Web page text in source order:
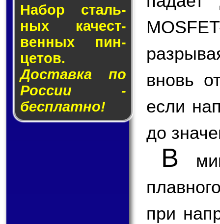
Набор сталь­
ных ка­чест­
вен­ных пин­
це­тов.
Доставка по
России -
бесплатно!
вновь
если
до
В
при